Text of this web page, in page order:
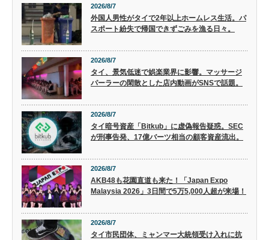
2026/8/7
外国人男性がタイで2年以上ホームレス生活。パ
スポート紛失で帰国できずごみを漁る日々。
2026/8/7
タイ、景気低迷で娯楽業界に影響。マッサージ
パーラーの閑散とした店内動画がSNSで話題。
2026/8/7
タイ暗号資産「Bitkub」に虚偽報告疑惑。SEC
が刑事告発、17億バーツ相当の顧客資産流出。
2026/8/7
AKB48も花園直道も来た！「Japan Expo
Malaysia 2026」3日間で5万5,000人超が来場！
2026/8/7
タイ市民団体、ミャンマー大統領受け入れに抗